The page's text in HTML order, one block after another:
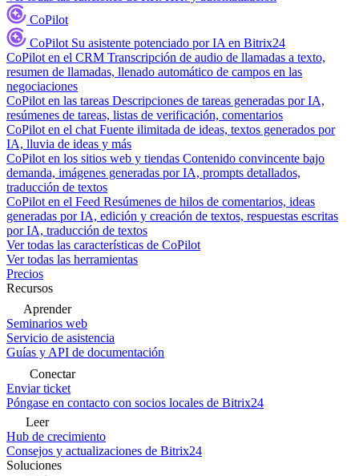
CoPilot
CoPilot Su asistente potenciado por IA en Bitrix24
CoPilot en el CRM Transcripción de audio de llamadas a texto,
resumen de llamadas, llenado automático de campos en las
negociaciones
CoPilot en las tareas Descripciones de tareas generadas por IA,
resúmenes de tareas, listas de verificación, comentarios
CoPilot en el chat Fuente ilimitada de ideas, textos generados por
IA, lluvia de ideas y más
CoPilot en los sitios web y tiendas Contenido convincente bajo
demanda, imágenes generadas por IA, prompts detallados,
traducción de textos
CoPilot en el Feed Resúmenes de hilos de comentarios, ideas
generadas por IA, edición y creación de textos, respuestas escritas
por IA, traducción de textos
Ver todas las características de CoPilot
Ver todas las herramientas
Precios
Recursos
Aprender
Seminarios web
Servicio de asistencia
Guías y API de documentación
Conectar
Enviar ticket
Póngase en contacto con socios locales de Bitrix24
Leer
Hub de crecimiento
Consejos y actualizaciones de Bitrix24
Soluciones